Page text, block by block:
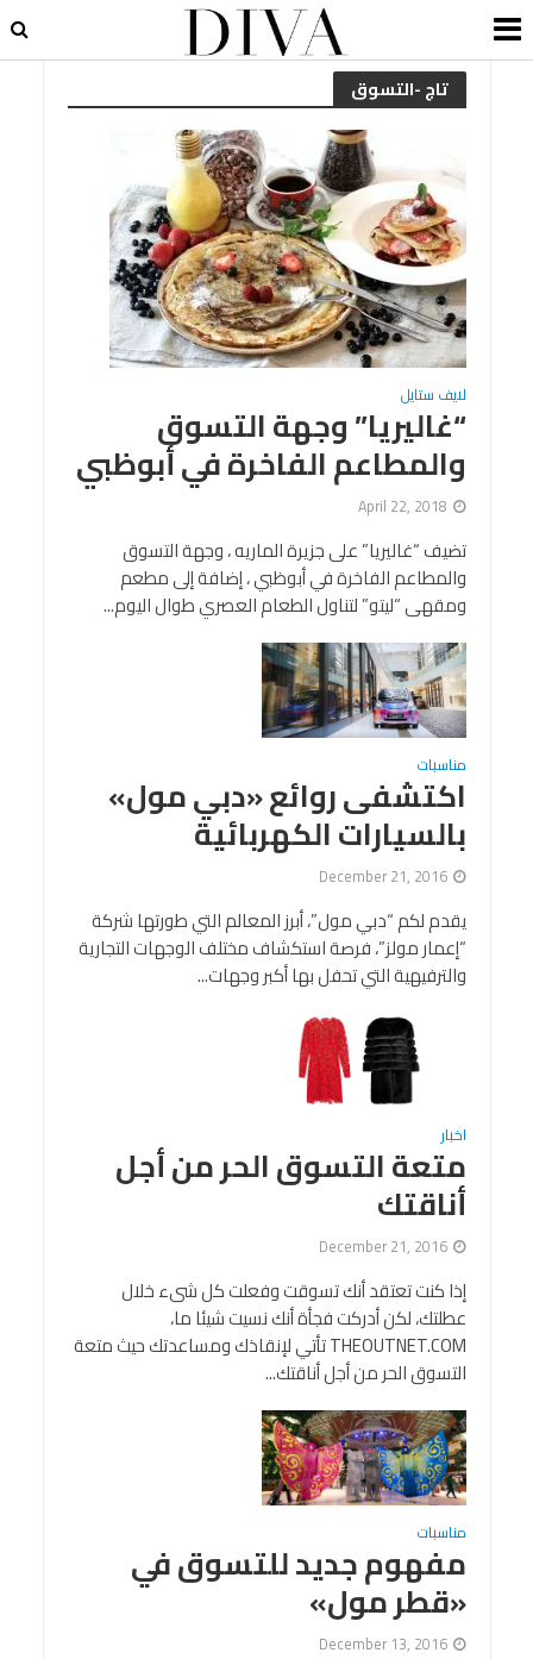
تاج -التسوق
لايف ستايل
“غاليريا” وجهة التسوق
والمطاعم الفاخرة في أبوظبي
April 22, 2018
تضيف “غاليريا” على جزيرة الماريه ، وجهة التسوق
والمطاعم الفاخرة في أبوظبي ، إضافة إلى مطعم
ومقهى “ليتو” لتناول الطعام العصري طوال اليوم...
مناسبات
اكتشفى روائع «دبي مول»
بالسيارات الكهربائية
December 21, 2016
يقدم لكم “دبي مول”، أبرز المعالم التي طورتها شركة
“إعمار مولز”، فرصة استكشاف مختلف الوجهات التجارية
والترفيهية التي تحفل بها أكبر وجهات...
اخبار
متعة التسوق الحر من أجل
أناقتك
December 21, 2016
إذا كنت تعتقد أنك تسوقت وفعلت كل شىء خلال
عطلتك، لكن أدركت فجأة أنك نسيت شيئا ما،
THEOUTNET.COM تأتي لإنقاذك ومساعدتك حيث متعة
التسوق الحر من أجل أناقتك...
مناسبات
مفهوم جديد للتسوق في
«قطر مول»
December 13, 2016